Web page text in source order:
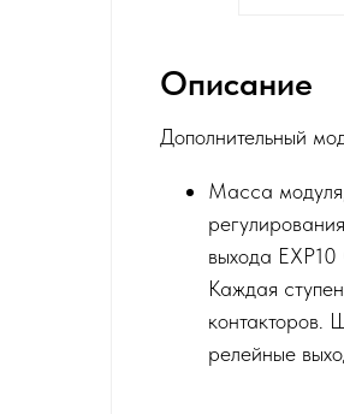
Описание
Дополнительный
Масса
выхода
Каждая
релейные